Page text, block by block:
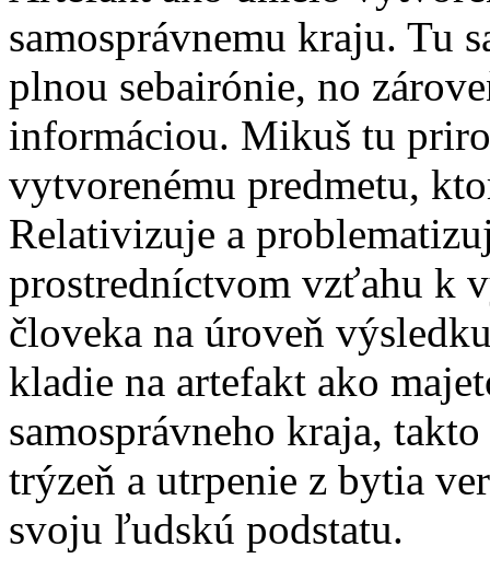
samosprávnemu kraju. Tu
plnou sebairónie, no
informáciou. Mikuš tu
vytvorenému predmetu,
Relativizuje a
prostredníctvom vzťahu k
človeka na úroveň
kladie na artefakt ako
samosprávneho kraja,
trýzeň a utrpenie z bytia
svoju ľudskú podstatu.